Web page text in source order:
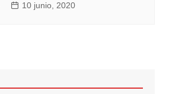
10 junio, 2020